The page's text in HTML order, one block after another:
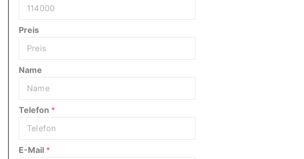
Preis
Name
Telefon *
E-Mail *